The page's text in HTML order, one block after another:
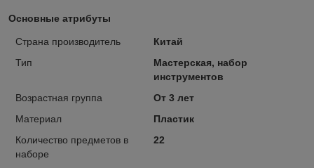
Основные атрибуты
Страна производитель
Китай
Тип
Мастерская, набор
инструментов
Возрастная группа
От 3 лет
Материал
Пластик
Количество предметов в
наборе
22